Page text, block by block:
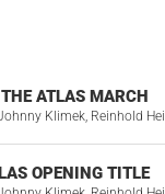
ATLAS MARCH
Klimek, Reinhold Heil
OPENING TITLE